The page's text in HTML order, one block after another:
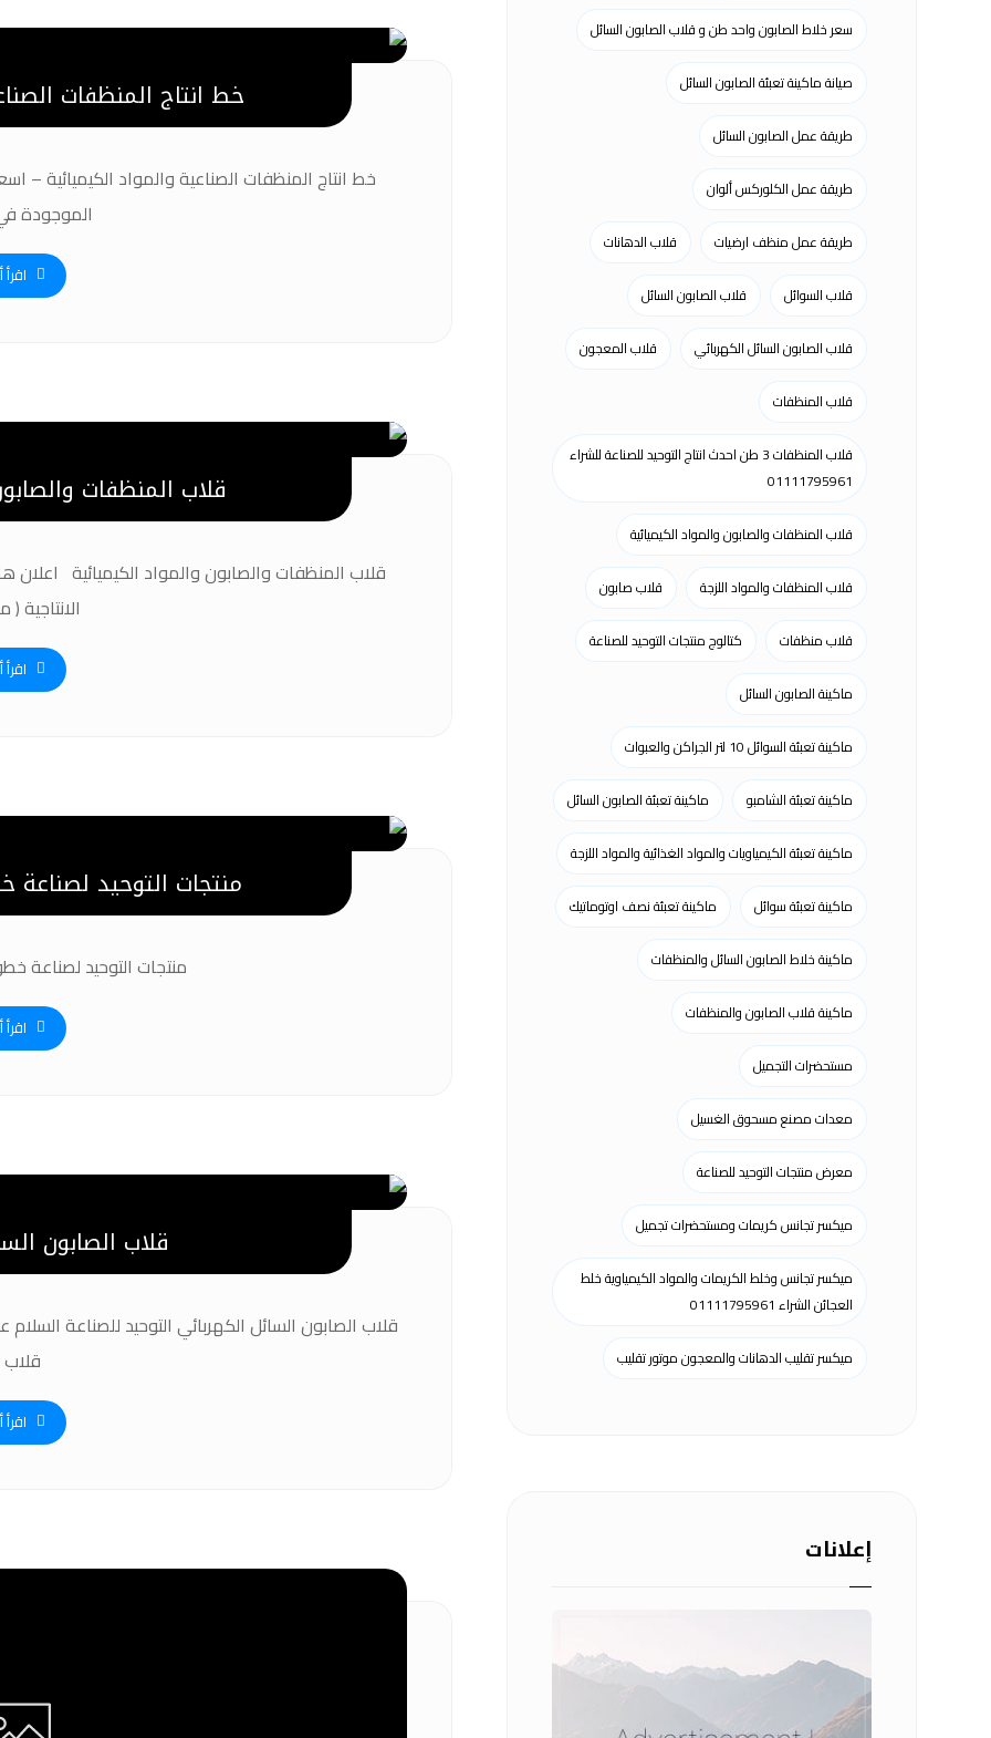
خط انتاج المنظفات
خط انتاج المنظفات الصناعية والمواد الكيميائية –
الموجودة
اقرأ
قلاب المنظفات
قلاب المنظفات والصابون والمواد الكيميائية اعلان
الانتاجية
اقرأ
منتجات التوحيد لصناعة
منتجات التوحيد لصناعة
اقرأ
قلاب الصابون
قلاب الصابون السائل الكهربائي التوحيد للصناعة
قلاب
اقرأ
سعر خلاط الصابون واحد طن و قلاب الصابون السائل
صيانة ماكينة تعبئة الصابون السائل
طريقة عمل الصابون السائل
طريقة عمل الكلوركس ألوان
طريقة عمل منظف ارضيات قلاب الدهانات
قلاب السوائل قلاب الصابون السائل
قلاب الصابون السائل الكهربائي قلاب المعجون
قلاب المنظفات
قلاب المنظفات 3 طن احدث انتاج التوحيد للصناعة للشراء
01111795961
قلاب المنظفات والصابون والمواد الكيميائية
قلاب المنظفات والمواد اللزجة قلاب صابون
قلاب منظفات كتالوج منتجات التوحيد للصناعة
ماكينة الصابون السائل
ماكينة تعبئة السوائل 10 لتر الجراكن والعبوات
ماكينة تعبئة الشامبو ماكينة تعبئة الصابون السائل
ماكينة تعبئة الكيمياويات والمواد الغذائية والمواد اللزجة
ماكينة تعبئة سوائل ماكينة تعبئة نصف اوتوماتيك
ماكينة خلاط الصابون السائل والمنظفات
ماكينة قلاب الصابون والمنظفات
مستحضرات التجميل
معدات مصنع مسحوق الغسيل
معرض منتجات التوحيد للصناعة
ميكسر تجانس كريمات ومستحضرات تجميل
ميكسر تجانس وخلط الكريمات والمواد الكيمياوية خلط
العجائن الشراء 01111795961
ميكسر تقليب الدهانات والمعجون موتور تقليب
إعلانات